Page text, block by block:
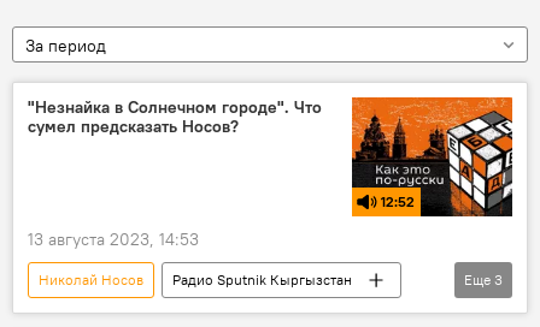
За период
"Незнайка в Солнечном городе". Что
сумел предсказать Носов?
12:52
13 августа 2023, 14:53
Николай Носов
Радио Sputnik Кыргызстан
литература
Незнайка
Еще 3